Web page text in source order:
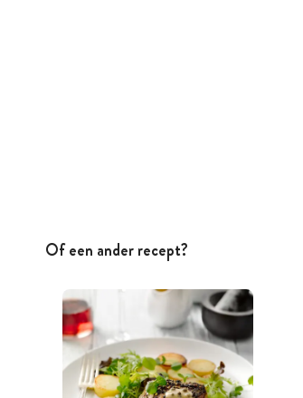
Of een ander recept?